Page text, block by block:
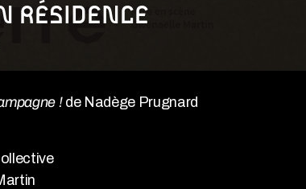
RÉSIDENCE
!de Nadège Prugnard